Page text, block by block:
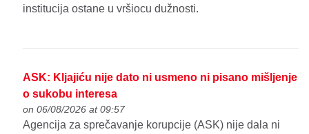
institucija ostane u vršiocu dužnosti.
ASK: Kljajiću nije dato ni usmeno ni pisano mišljenje
o sukobu interesa
on 06/08/2026 at 09:57
Agencija za sprečavanje korupcije (ASK) nije dala ni